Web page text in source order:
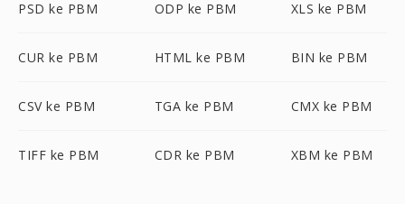
PSD ke PBM ODP ke PBM XLS ke PBM
CUR ke PBM HTML ke PBM BIN ke PBM
CSV ke PBM TGA ke PBM CMX ke PBM
TIFF ke PBM CDR ke PBM XBM ke PBM